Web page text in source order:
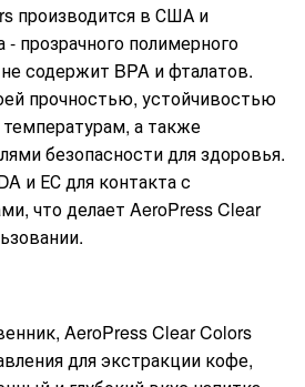
производится в США и
прозрачного полимерного
содержит BPA и фталатов.
прочностью, устойчивостью
а также
безопасности для здоровья.
и ЕС для контакта с
что делает AeroPress Clear
AeroPress Clear Colors
для экстракции кофе,